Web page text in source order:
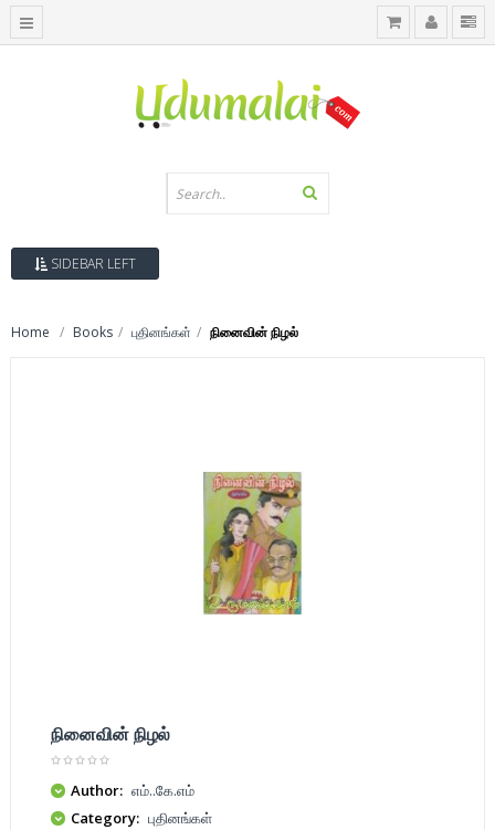
SIDEBAR LEFT
Home Books புதினங்கள் நினைவின் நிழல்
நினைவின் நிழல்
Author: எம்..கே.எம்
Category: புதினங்கள்